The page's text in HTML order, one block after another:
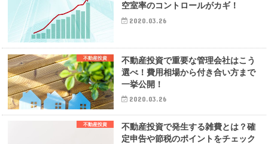
空室率のコントロールがカギ！
2020.03.26
不動産投資
不動産投資で重要な管理会社はこう
選べ！費用相場から付き合い方まで
一挙公開！
2020.03.26
不動産投資
不動産投資で発生する雑費とは？確
定申告や節税のポイントをチェック